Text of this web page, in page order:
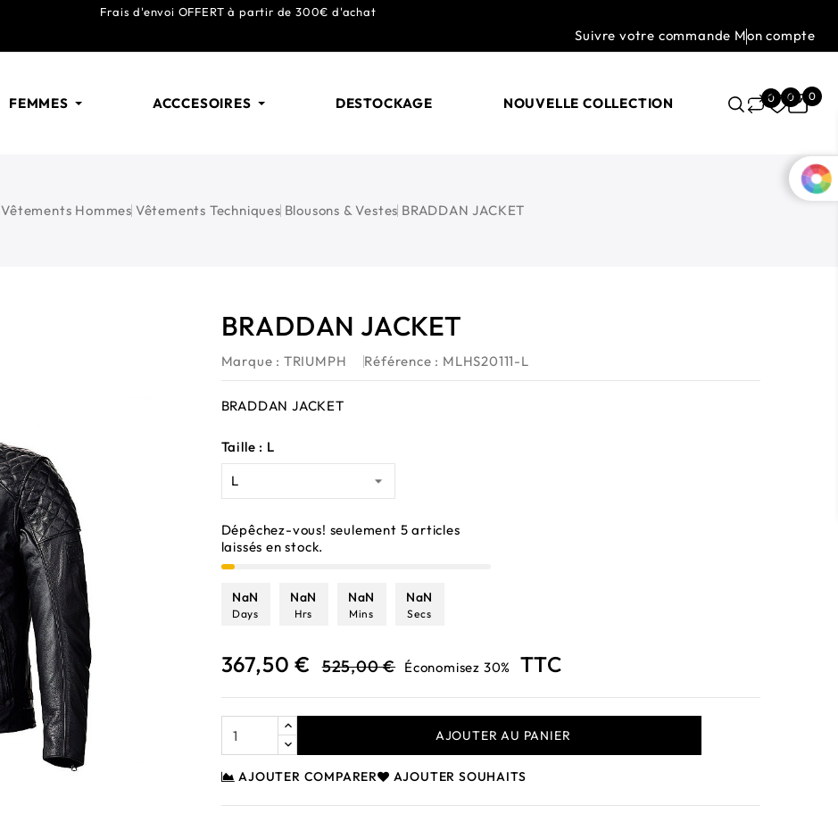
Frais d'envoi OFFERT à partir de 300€ d'achat
Suivre votre commande Mon compte
FEMMES ACCCESOIRES DESTOCKAGE NOUVELLE COLLECTION 0 0 0
Vêtements Hommes Vêtements Techniques Blousons & Vestes BRADDAN JACKET
BRADDAN JACKET
Marque : TRIUMPH Référence : MLHS20111-L
BRADDAN JACKET
Taille : L
Dépêchez-vous! seulement 5articles
laissés en stock.
NaN
Days
NaN
Hrs
NaN
Mins
NaN
Secs
367,50 € 525,00 € Économisez 30% TTC
AJOUTER AU PANIER
AJOUTER COMPARER AJOUTER SOUHAITS